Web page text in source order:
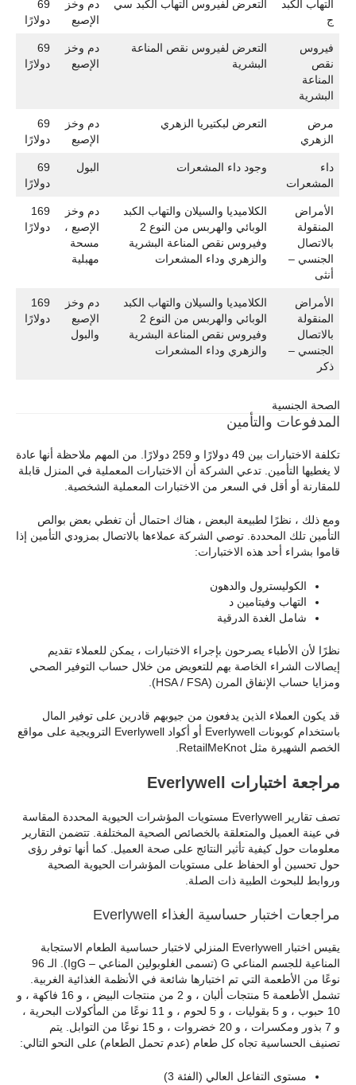
التهاب الكبد
ج
التعرض لفيروس التهاب الكبد سي
دم وخز
الإصبع
69
دولارًا
فيروس
نقص
المناعة
البشرية
التعرض لفيروس نقص المناعة
البشرية
دم وخز
الإصبع
69
دولارًا
مرض
الزهري
التعرض لبكتيريا الزهري
دم وخز
الإصبع
69
دولارًا
داء
المشعرات
وجود داء المشعرات البول
69
دولارًا
الأمراض
المنقولة
بالاتصال
الجنسي –
أنثى
الكلاميديا والسيلان والتهاب الكبد
الوبائي والهربس من النوع 2
وفيروس نقص المناعة البشرية
والزهري وداء المشعرات
دم وخز
الإصبع ،
مسحة
مهبلية
169
دولارًا
الأمراض
المنقولة
بالاتصال
الجنسي –
ذكر
الكلاميديا والسيلان والتهاب الكبد
الوبائي والهربس من النوع 2
وفيروس نقص المناعة البشرية
والزهري وداء المشعرات
دم وخز
الإصبع
والبول
169
دولارًا
الصحة الجنسية
المدفوعات والتأمين
تكلفة الاختبارات بين 49 دولارًا و 259 دولارًا. من المهم ملاحظة أنها عادة
لا يغطيها التأمين. تدعي الشركة أن الاختبارات المعملية في المنزل قابلة
للمقارنة أو أقل في السعر من الاختبارات المعملية الشخصية.
ومع ذلك ، نظرًا لطبيعة البعض ، هناك احتمال أن تغطي بعض بوالص
التأمين تلك المحددة. توصي الشركة عملاءها بالاتصال بمزودي التأمين إذا
قاموا بشراء أحد هذه الاختبارات:
الكوليسترول والدهون
التهاب وفيتامين د
شامل الغدة الدرقية
نظرًا لأن الأطباء يصرحون بإجراء الاختبارات ، يمكن للعملاء تقديم
إيصالات الشراء الخاصة بهم للتعويض من خلال حساب التوفير الصحي
ومزايا حساب الإنفاق المرن (HSA / FSA).
قد يكون العملاء الذين يدفعون من جيوبهم قادرين على توفير المال
باستخدام كوبونات Everlywell أو أكواد Everlywell الترويجية على مواقع
الخصم الشهيرة مثل RetailMeKnot.
مراجعة اختبارات Everlywell
تصف تقارير Everlywell مستويات المؤشرات الحيوية المحددة المقاسة
في عينة العميل والمتعلقة بالخصائص الصحية المختلفة. تتضمن التقارير
معلومات حول كيفية تأثير النتائج على صحة العميل. كما أنها توفر رؤى
حول تحسين أو الحفاظ على مستويات المؤشرات الحيوية الصحية
وروابط للبحوث الطبية ذات الصلة.
مراجعات اختبار حساسية الغذاء Everlywell
يقيس اختبار Everlywell المنزلي لاختبار حساسية الطعام الاستجابة
المناعية للجسم المناعي G (تسمى الغلوبولين المناعي – IgG). الـ 96
نوعًا من الأطعمة التي تم اختبارها شائعة في الأنظمة الغذائية الغربية.
تشمل الأطعمة 5 منتجات ألبان ، و 2 من منتجات البيض ، و 16 فاكهة ، و
10 حبوب ، و 5 بقوليات ، و 5 لحوم ، و 11 نوعًا من المأكولات البحرية ،
و 7 بذور ومكسرات ، و 20 خضروات ، و 15 نوعًا من التوابل. يتم
تصنيف الحساسية تجاه كل طعام (عدم تحمل الطعام) على النحو التالي:
مستوى التفاعل العالي (الفئة 3)